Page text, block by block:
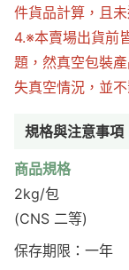
件貨品計算，且
4.※本賣場出貨前
題，然真空包裝
失真空情況，並
規格與注意事項
商品規格
2kg/包
(CNS 二等)
保存期限：一年